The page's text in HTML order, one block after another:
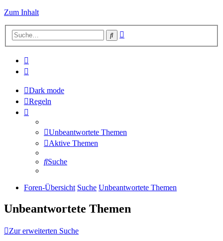
Zum Inhalt
Suche
Dark mode
Regeln
Unbeantwortete Themen
Aktive Themen
Suche
Foren-Übersicht Suche Unbeantwortete Themen
Unbeantwortete Themen
Zur erweiterten Suche